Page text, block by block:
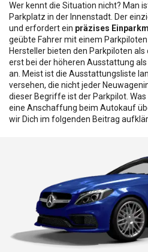
Wer kennt die Situation nicht? Man
Parkplatz in der Innenstadt. Der
und erfordert ein präzises
geübte Fahrer mit einem
Hersteller bieten den Parkpiloten
erst bei der höheren Ausstattung
an. Meist ist die Ausstattungsliste
versehen, die nicht jeder
dieser Begriffe ist der Parkpilot.
eine Anschaffung beim Autokauf
wir Dich im folgenden Beitrag